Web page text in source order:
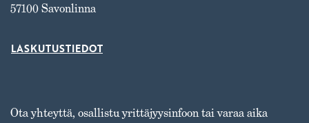
57100 Savonlinna
LASKUTUSTIEDOT
Ota yhteyttä, osallistu yrittäjyysinfoon tai varaa aika